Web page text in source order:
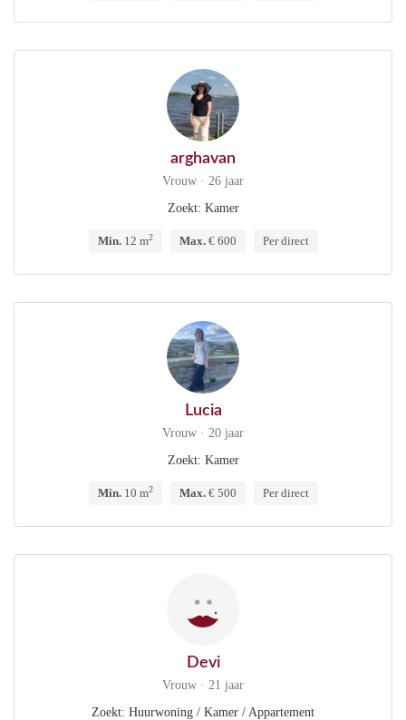
arghavan
Vrouw · 26 jaar
Zoekt: Kamer
Min.12 m2 Max.€ 600 Per direct
Lucia
Vrouw · 20 jaar
Zoekt: Kamer
Min.10 m2 Max.€ 500 Per direct
Devi
Vrouw · 21 jaar
Zoekt: Huurwoning / Kamer / Appartement